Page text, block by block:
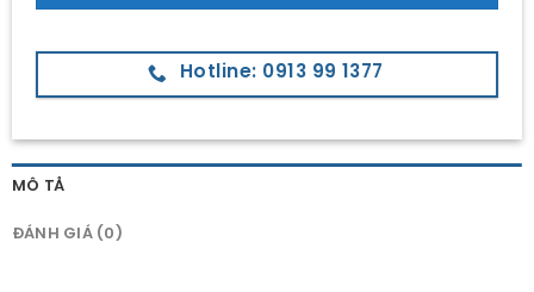
Hotline: 0913 99 1377
MÔ TẢ
ĐÁNH GIÁ (0)